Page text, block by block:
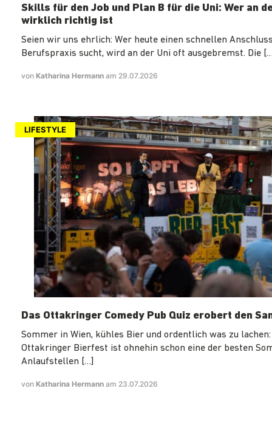
Skills für den Job und Plan B für die Uni: Wer an
wirklich richtig ist
Seien wir uns ehrlich: Wer heute einen schnellen
Berufspraxis sucht, wird an der Uni oft ausgebremst. Die
von Katharina Hermann am 29.07.2026
LIFESTYLE
Das Ottakringer Comedy Pub Quiz erobert den
Sommer in Wien, kühles Bier und ordentlich was zu lachen:
Ottakringer Bierfest ist ohnehin schon eine der besten
Anlaufstellen […]
von Katharina Hermann am 23.07.2026